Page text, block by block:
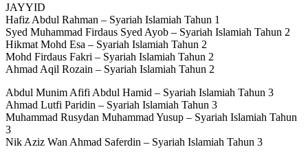
JAYYID
Hafiz Abdul Rahman – Syariah Islamiah Tahun 1
Syed Muhammad Firdaus Syed Ayob – Syariah Islamiah Tahun 2
Hikmat Mohd Esa – Syariah Islamiah Tahun 2
Mohd Firdaus Fakri – Syariah Islamiah Tahun 2
Ahmad Aqil Rozain – Syariah Islamiah Tahun 2
Abdul Munim Afifi Abdul Hamid – Syariah Islamiah Tahun 3
Ahmad Lutfi Paridin – Syariah Islamiah Tahun 3
Muhammad Rusydan Muhammad Yusup – Syariah Islamiah Tahun
3
Nik Aziz Wan Ahmad Saferdin – Syariah Islamiah Tahun 3